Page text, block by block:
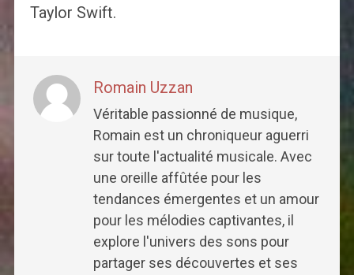
Taylor Swift.
Romain Uzzan
Véritable passionné de musique,
Romain est un chroniqueur aguerri
sur toute l'actualité musicale. Avec
une oreille affûtée pour les
tendances émergentes et un amour
pour les mélodies captivantes, il
explore l'univers des sons pour
partager ses découvertes et ses